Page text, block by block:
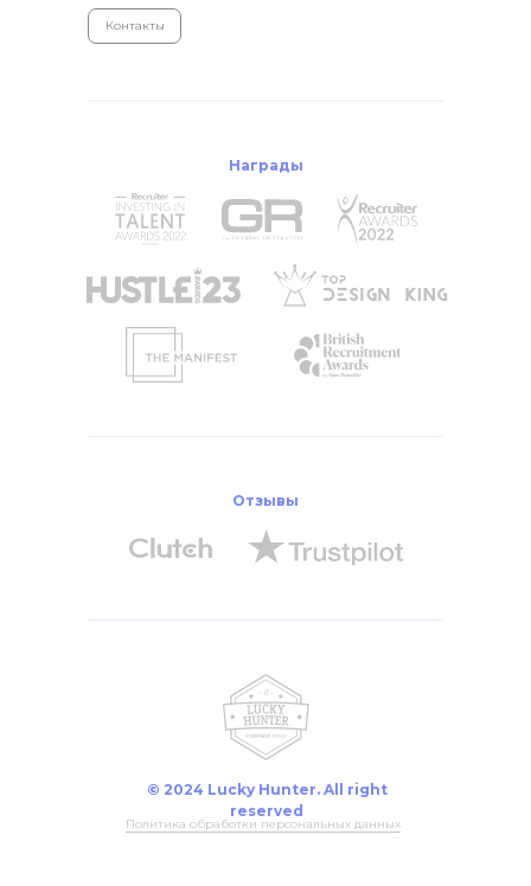
Контакты
Политика обработки персональных данных
© 2024 Lucky Hunter. All right
reserved
Награды
Отзывы